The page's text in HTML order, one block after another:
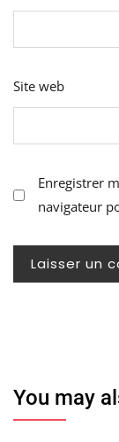
Site web
Enregistrer
navigateur
You may